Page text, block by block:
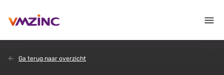
Ga terug naar overzicht